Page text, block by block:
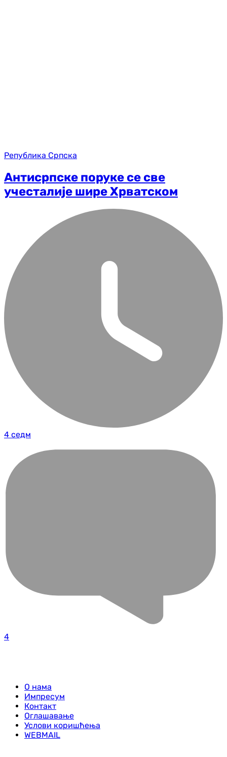
Република Српска
Антисрпске поруке се све
учесталије шире Хрватском
4 седм
4
О нама
Импресум
Контакт
Оглашавање
Услови коришћења
WEBMAIL